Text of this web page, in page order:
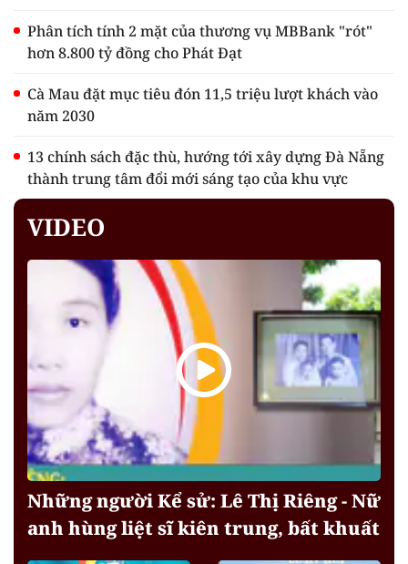
Phân tích tính 2 mặt của thương vụ MBBank "rót"
hơn 8.800 tỷ đồng cho Phát Đạt
Cà Mau đặt mục tiêu đón 11,5 triệu lượt khách vào
năm 2030
13 chính sách đặc thù, hướng tới xây dựng Đà Nẵng
thành trung tâm đổi mới sáng tạo của khu vực
VIDEO
Những người Kể sử: Lê Thị Riêng - Nữ
anh hùng liệt sĩ kiên trung, bất khuất